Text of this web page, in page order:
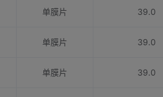
单膜片 39.0
单膜片 39.0
单膜片 39.0